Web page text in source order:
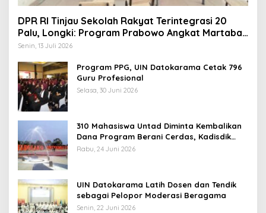
DPR RI Tinjau Sekolah Rakyat Terintegrasi 20
Palu, Longki: Program Prabowo Angkat Martabat
Anak Miskin
Senin, 13 Juli 2026
Program PPG, UIN Datokarama Cetak 796
Guru Profesional
Selasa, 30 Juni 2026
310 Mahasiswa Untad Diminta Kembalikan
Dana Program Berani Cerdas, Kadisdik
Sulteng: Tidak Boleh Terima Beasiswa
Rabu, 24 Juni 2026
UIN Datokarama Latih Dosen dan Tendik
sebagai Pelopor Moderasi Beragama
Senin, 22 Juni 2026